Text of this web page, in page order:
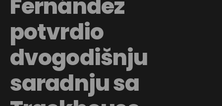
potvrdio
dvogodišnju
saradnju sa